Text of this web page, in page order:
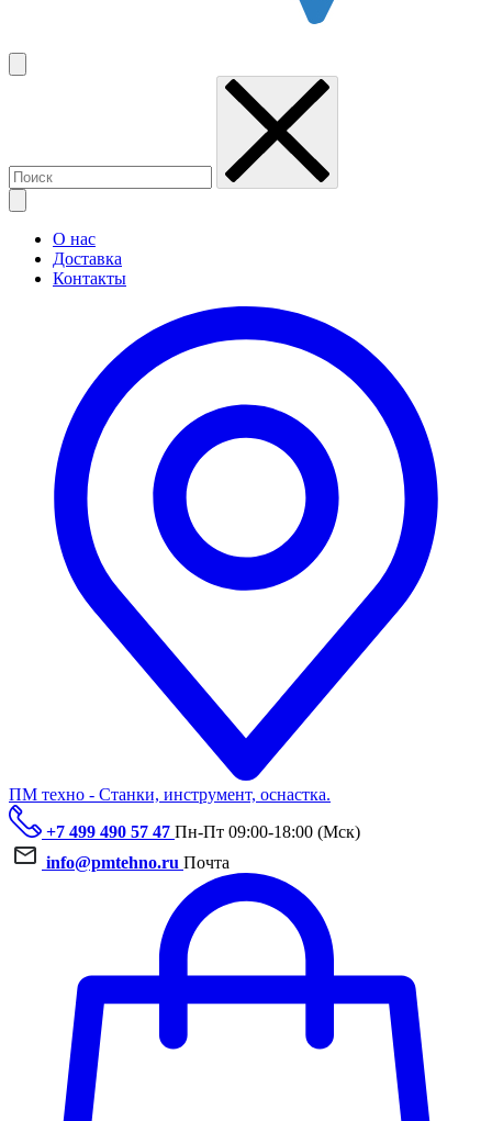
О нас
Доставка
Контакты
ПМ техно - Станки, инструмент, оснастка.
+7 499 490 57 47 Пн-Пт 09:00-18:00 (Мск)
info@pmtehno.ru Почта